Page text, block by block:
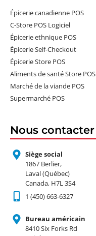
Épicerie canadienne POS
C-Store POS Logiciel
Épicerie ethnique POS
Épicerie Self-Checkout
Épicerie Store POS
Aliments de santé Store POS
Marché de la viande POS
Supermarché POS
Nous contacter
Siège social
1867 Berlier,
Laval (Québec)
Canada, H7L 3S4
1 (450) 663-6327
Bureau américain
8410 Six Forks Rd